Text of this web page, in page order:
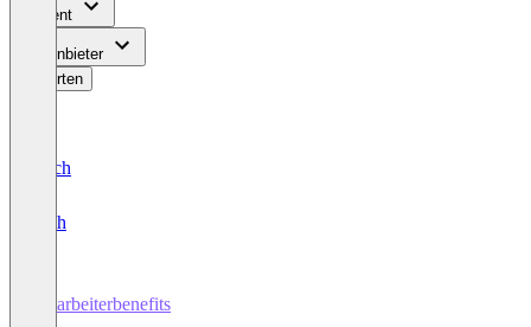
Content
Für Anbieter
Bewerten
Deutsch
English
Mitarbeiterbenefits